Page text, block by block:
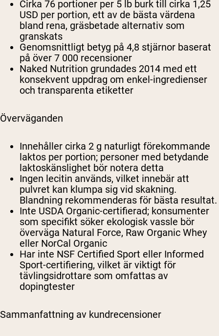
Cirka 76 portioner per 5 lb burk till cirka 1,25
USD per portion, ett av de bästa värdena
bland rena, gräsbetade alternativ som
granskats
Genomsnittligt betyg på 4,8 stjärnor baserat
på över 7 000 recensioner
Naked Nutrition grundades 2014 med ett
konsekvent uppdrag om enkel-ingredienser
och transparenta etiketter
Överväganden
Innehåller cirka 2 g naturligt förekommande
laktos per portion; personer med betydande
laktoskänslighet bör notera detta
Ingen lecitin används, vilket innebär att
pulvret kan klumpa sig vid skakning.
Blandning rekommenderas för bästa resultat.
Inte USDA Organic-certifierad; konsumenter
som specifikt söker ekologisk vassle bör
överväga Natural Force, Raw Organic Whey
eller NorCal Organic
Har inte NSF Certified Sport eller Informed
Sport-certifiering, vilket är viktigt för
tävlingsidrottare som omfattas av
dopingtester
Sammanfattning av kundrecensioner